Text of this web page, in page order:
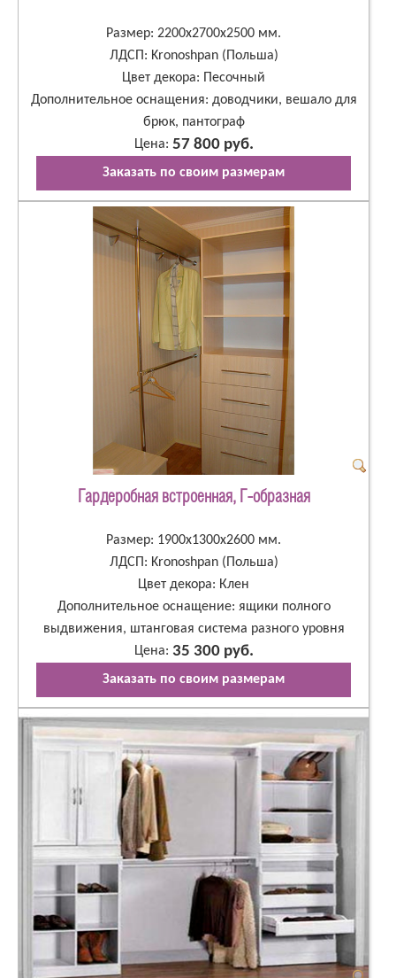
Размер: 2200х2700х2500 мм.
ЛДСП: Kronoshpan (Польша)
Цвет декора: Песочный
Дополнительное оснащения: доводчики, вешало для
брюк, пантограф
Цена: 57 800 руб.
Заказать по своим размерам
Гардеробная встроенная, Г-образная
Размер: 1900х1300х2600 мм.
ЛДСП: Kronoshpan (Польша)
Цвет декора: Клен
Дополнительное оснащение: ящики полного
выдвижения, штанговая система разного уровня
Цена: 35 300 руб.
Заказать по своим размерам